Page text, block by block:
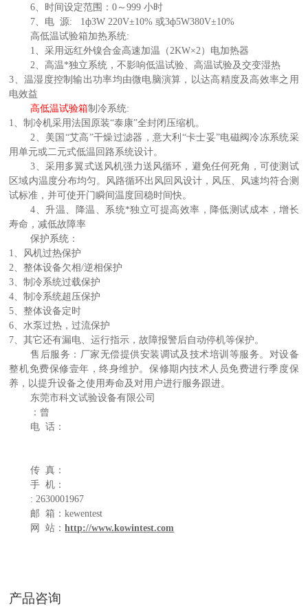
6、时间设定范围：0～999 小时
7、电 源: 1ф3W 220V±10% 或3ф5W380V±10%
高低温试验箱加热系统:
1、采用远红外镍合金高速加温（2KW×2）电加热器
2、高温*独立系统，不影响低温试验、高温试验及交变湿热
3、温湿度控制输出功率均由微电脑演算，以达高精度及高效率之用
电效益
高低温试验箱制冷系统:
1、制冷机采用法国原装“泰康”全封闭压缩机。
2、美国“艾高”干燥过滤器，意大利“卡士妥”电磁阀冷冻系统采
用单元或二元式低温回路系统设计。
3、采用多翼式送风机强力送风循环，避免任何死角，可使测试
区域内温度分布均匀。风路循环出风回风设计，风压、风速均符合测
试标准，并可使开门瞬间温度回稳时间快。
4、升温、降温、系统*独立可提高效率，降低测试成本，增长
寿命，减低故障率
保护系统：
1、风机过热保护
2、整体设备欠相/逆相保护
3、制冷系统过载保护
4、制冷系统超压保护
5、整体设备定时
6、水泵过热，过流保护
7、其它还有漏电、运行指示，故障报警后自动停机等保护。
售后服务： 厂家无偿提供安装调试及技术培训等服务。对设备
整机免费保修壹年，终身维护。保修期内技术人员免费进行季度保
养，以提升设备之使用寿命及对用户进行服务跟进。
东莞市科文试验设备有限公司
：曾
电 话：
传 真：
手 机：
: 2630001967
邮 箱：kewentest
网 站：http://www.kowintest.com
产品咨询